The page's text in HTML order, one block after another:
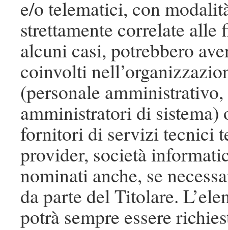
e/o telematici, con
strettamente correlate
alcuni casi, potrebbero
coinvolti
(personale
amministratori di sistema)
fornitori di servizi tecnici
provider, società
nominati anche, se
da parte del Titolare.
potrà sempre essere